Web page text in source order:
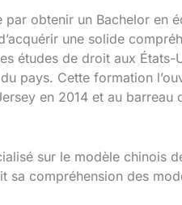
obtenir un Bachelor en
une solide
études de droit aux États-
pays. Cette formation
en 2014 et au barreau
sur le modèle chinois
sa compréhension des